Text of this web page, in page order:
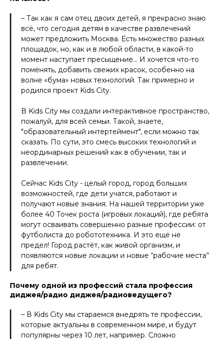
– Так как я сам отец двоих детей, я прекрасно знаю
всё, что сегодня детям в качестве развлечений
может предложить Москва. Есть множество разных
площадок, но, как и в любой области, в какой-то
момент наступает пресыщение… И хочется что-то
поменять, добавить свежих красок, особенно на
волне «бума» новых технологий. Так примерно и
родился проект Kids City.
В Kids City мы создали интерактивное пространство,
пожалуй, для всей семьи. Такой, знаете,
"образовательный интертеймент", если можно так
сказать. По сути, это смесь высоких технологий и
неординарных решений как в обучении, так и
развлечении.
Сейчас Kids City - целый город, город больших
возможностей, где дети учатся, работают и
получают новые знания. На нашей территории уже
более 40 Точек роста (игровых локаций), где ребята
могут осваивать совершенно разные профессии: от
футболиста до робототехника. И это ещё не
предел! Город растёт, как живой организм, и
появляются новые локации и новые “рабочие места”
для ребят.
Почему одной из профессий стала профессия
диджея/радио диджея/радиоведущего?
– В Kids City мы стараемся внедрять те профессии,
которые актуальны в современном мире, и будут
популярны через 10 лет, например. Сложно